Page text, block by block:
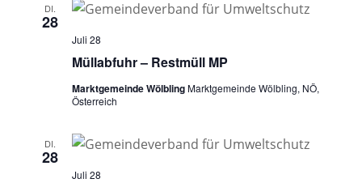
DI.
28
Müllabfuhr – Restmüll MP
Juli 28
Marktgemeinde WölblingMarktgemeinde Wölbling, NÖ,
Österreich
DI.
28
Juli 28